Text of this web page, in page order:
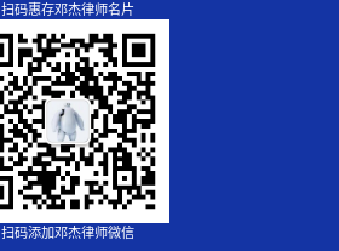
扫码惠存邓杰律师名片
扫码添加邓杰律师微信